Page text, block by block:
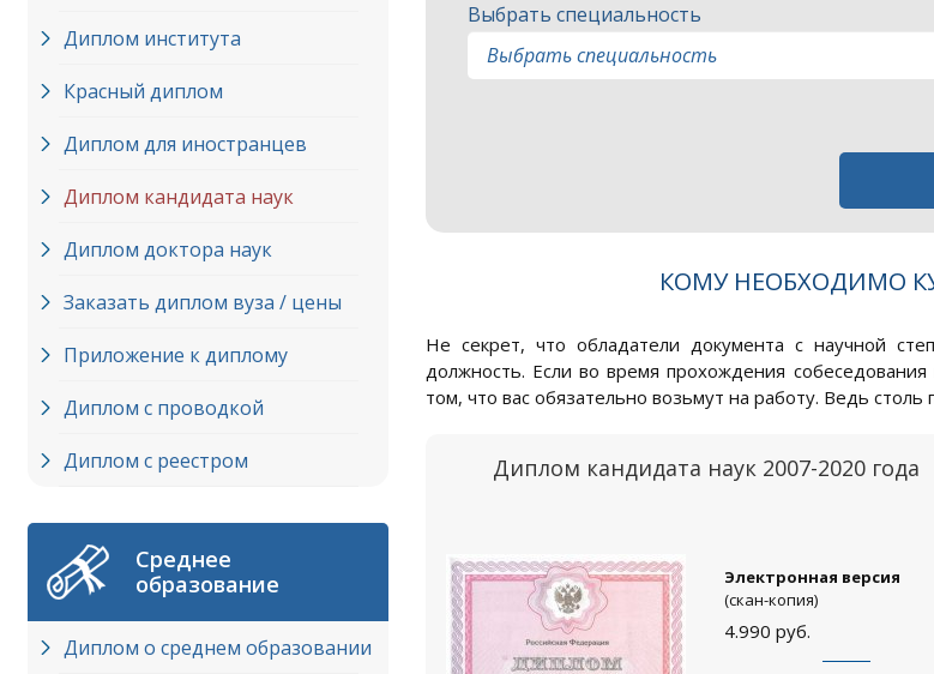
Диплом института
Красный диплом
Диплом для иностранцев
Диплом кандидата наук
Диплом доктора наук
Заказать диплом вуза / цены
Приложение к диплому
Диплом с проводкой
Диплом с реестром
Среднее
образование
Диплом о среднем образовании
Выбрать специальность
КОМУ НЕОБХОДИМО
Не секрет, что обладатели документа с научной
должность. Если во время прохождения
том, что вас обязательно возьмут на работу. Ведь
Диплом кандидата наук 2007-2020 года
Электронная версия
(скан-копия)
4.990 руб.